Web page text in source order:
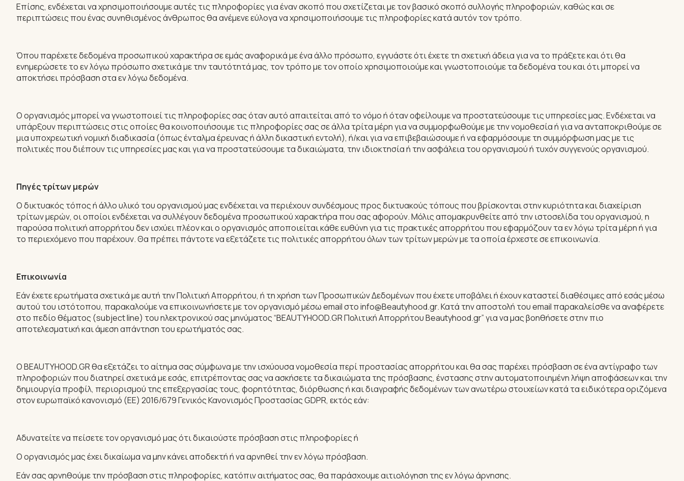
Επίσης, ενδέχεται να χρησιμοποιήσουμε αυτές τις πληροφορίες για έναν σκοπό που σχετίζεται με τον βασικό σκοπό συλλογής πληροφοριών, καθώς και σε
περιπτώσεις που ένας συνηθισμένος άνθρωπος θα ανέμενε εύλογα να χρησιμοποιήσουμε τις πληροφορίες κατά αυτόν τον τρόπο.
Όπου παρέχετε δεδομένα προσωπικού χαρακτήρα σε εμάς αναφορικά με ένα άλλο πρόσωπο, εγγυάστε ότι έχετε τη σχετική άδεια για να το πράξετε και ότι θα
ενημερώσετε το εν λόγω πρόσωπο σχετικά με την ταυτότητά μας, τον τρόπο με τον οποίο χρησιμοποιούμε και γνωστοποιούμε τα δεδομένα του και ότι μπορεί να
αποκτήσει πρόσβαση στα εν λόγω δεδομένα.
Ο οργανισμός μπορεί να γνωστοποιεί τις πληροφορίες σας όταν αυτό απαιτείται από το νόμο ή όταν οφείλουμε να προστατεύσουμε τις υπηρεσίες μας. Ενδέχεται να
υπάρξουν περιπτώσεις στις οποίες θα κοινοποιήσουμε τις πληροφορίες σας σε άλλα τρίτα μέρη για να συμμορφωθούμε με την νομοθεσία ή για να ανταποκριθούμε σε
μια υποχρεωτική νομική διαδικασία (όπως ένταλμα έρευνας ή άλλη δικαστική εντολή), ή/και για να επιβεβαιώσουμε ή να εφαρμόσουμε τη συμμόρφωση μας με τις
πολιτικές που διέπουν τις υπηρεσίες μας και για να προστατεύσουμε τα δικαιώματα, την ιδιοκτησία ή την ασφάλεια του οργανισμού ή τυχόν συγγενούς οργανισμού.
Πηγές τρίτων μερών
Ο δικτυακός τόπος ή άλλο υλικό του οργανισμού μας ενδέχεται να περιέχουν συνδέσμους προς δικτυακούς τόπους που βρίσκονται στην κυριότητα και διαχείριση
τρίτων μερών, οι οποίοι ενδέχεται να συλλέγουν δεδομένα προσωπικού χαρακτήρα που σας αφορούν. Μόλις απομακρυνθείτε από την ιστοσελίδα του οργανισμού, η
παρούσα πολιτική απορρήτου δεν ισχύει πλέον και ο οργανισμός αποποιείται κάθε ευθύνη για τις πρακτικές απορρήτου που εφαρμόζουν τα εν λόγω τρίτα μέρη ή για
το περιεχόμενο που παρέχουν. Θα πρέπει πάντοτε να εξετάζετε τις πολιτικές απορρήτου όλων των τρίτων μερών με τα οποία έρχεστε σε επικοινωνία.
Επικοινωνία
Εάν έχετε ερωτήματα σχετικά με αυτή την Πολιτική Απορρήτου, ή τη χρήση των Προσωπικών Δεδομένων που έχετε υποβάλει ή έχουν καταστεί διαθέσιμες από εσάς μέσω
αυτού του ιστότοπου, παρακαλούμε να επικοινωνήσετε με τον οργανισμό μέσω email στο info@Beautyhood.gr. Κατά την αποστολή του email παρακαλείσθε να αναφέρετε
στο πεδίο θέματος (subject line) του ηλεκτρονικού σας μηνύματος “BEAUTYHOOD.GR Πολιτική Απορρήτου Beautyhood.gr” για να μας βοηθήσετε στην πιο
αποτελεσματική και άμεση απάντηση του ερωτήματός σας.
Ο BEAUTYHOOD.GR θα εξετάζει το αίτημα σας σύμφωνα με την ισχύουσα νομοθεσία περί προστασίας απορρήτου και θα σας παρέχει πρόσβαση σε ένα αντίγραφο των
πληροφοριών που διατηρεί σχετικά με εσάς, επιτρέποντας σας να ασκήσετε τα δικαιώματα της πρόσβασης, ένστασης στην αυτοματοποιημένη λήψη αποφάσεων και την
δημιουργία προφίλ, περιορισμού της επεξεργασίας τους, φορητότητας, διόρθωσης ή και διαγραφής δεδομένων των ανωτέρω στοιχείων κατά τα ειδικότερα οριζόμενα
στον ευρωπαϊκό κανονισμό (ΕΕ) 2016/679 Γενικός Κανονισμός Προστασίας GDPR, εκτός εάν:
Αδυνατείτε να πείσετε τον οργανισμό μας ότι δικαιούστε πρόσβαση στις πληροφορίες ή
Ο οργανισμός μας έχει δικαίωμα να μην κάνει αποδεκτή ή να αρνηθεί την εν λόγω πρόσβαση.
Εάν σας αρνηθούμε την πρόσβαση στις πληροφορίες, κατόπιν αιτήματος σας, θα παράσχουμε αιτιολόγηση της εν λόγω άρνησης.